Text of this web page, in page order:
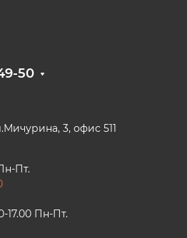
50
3, офис 511
Пт.
17.00 Пн-Пт.